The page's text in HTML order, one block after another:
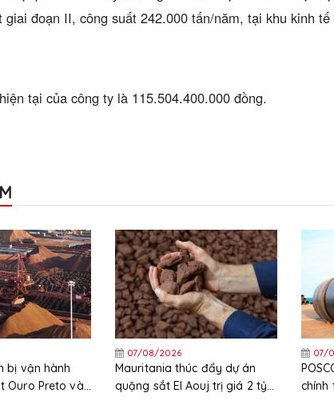
giai đoạn II, công suất 242.000 tấn/năm, tại khu kinh
tại của công ty là 115.504.400.000 đồng.
bị vận hành
Ouro Preto vào
07/08/2026
Mauritania thúc đẩy dự án
quặng sắt El Aouj trị giá 2 tỷ
07/
chính